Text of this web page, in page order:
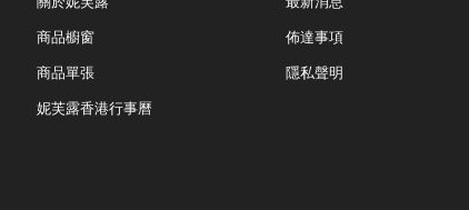
商品櫥窗
商品單張
妮芙露香港行事曆
佈達事項
隱私聲明